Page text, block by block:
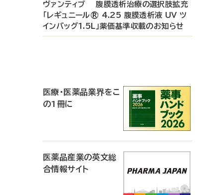
ヴァンティブ 腹膜透析治療の選択肢拡充
「レギュニール® 4.25 腹膜透析液 UV ツ
インバッグ1.5L」薬価基準収載のお知らせ
医療・医薬品業界をこ
の1冊に
医薬品産業の英文総
合情報サイト